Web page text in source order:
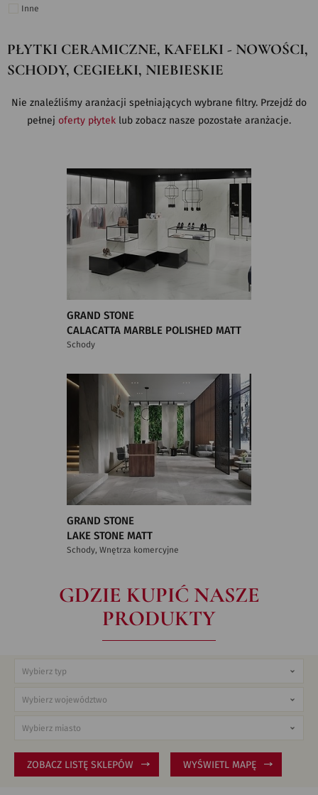
Inne
PŁYTKI CERAMICZNE, KAFELKI - NOWOŚCI,
SCHODY, CEGIEŁKI, NIEBIESKIE
Nie znaleźliśmy aranżacji spełniających wybrane filtry. Przejdź do
pełnej oferty płytek lub zobacz nasze pozostałe aranżacje.
GRAND STONE
CALACATTA MARBLE POLISHED MATT
Schody
GRAND STONE
LAKE STONE MATT
Schody, Wnętrza komercyjne
GDZIE KUPIĆ NASZE
PRODUKTY
ZOBACZ LISTĘ SKLEPÓW WYŚWIETL MAPĘ